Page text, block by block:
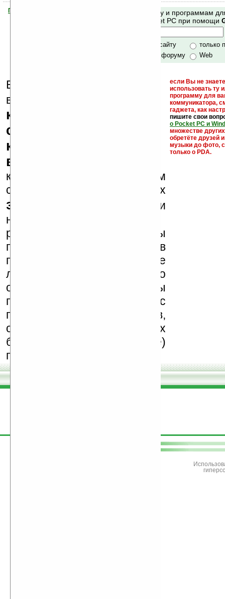
Помогите Ладошкам стать лучше
Поиск по сайту и программам
Mobile и Pocket PC при помощи
только по сайту
только
по сайту и форуму
Web
Еще раз обращаем
внимание, что
кряки - лекарства,
серийные номера,
ключи и ссылки на
варезные сайты
если Вы не
использовать ту
программу для
коммуникатора,
гаджета, как
пишите свои
о Pocket PC и
множестве
обретёте друзей
музыки до фото,
только о PDA.
к публикации на нашем
сайте в комментариях
запрещены
, как и
несанкционированная
реклама (спам). Мы
поддерживаем авторов
программ и развитие
легального программного
обеспечения. Также мы
призываем Вас
поддерживать авторов,
особенно создающих
бесплатные (freeware)
программы.